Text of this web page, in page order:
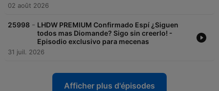
02 août 2026
25998 - LHDW PREMIUM Confirmado Espí ¿Siguen
todos mas Diomande? Sigo sin creerlo! -
Episodio exclusivo para mecenas
31 juil. 2026
Afficher plus d'épisodes